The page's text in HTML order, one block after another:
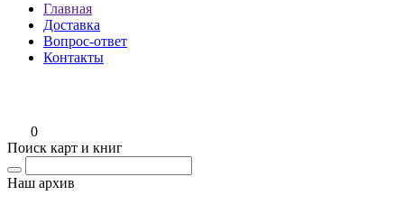
Главная
Доставка
Вопрос-ответ
Контакты
0
Поиск карт и книг
Наш архив